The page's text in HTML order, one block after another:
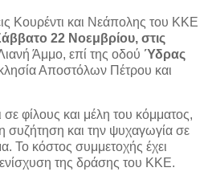
Κουρέντι και Νεάπολης του ΚΚΕ
22 Νοεμβρίου, στις
Άμμο, επί της οδού Ύδρας
Αποστόλων Πέτρου και
φίλους και μέλη του κόμματος,
συζήτηση και την ψυχαγωγία σε
Το κόστος συμμετοχής έχει
της δράσης του ΚΚΕ.